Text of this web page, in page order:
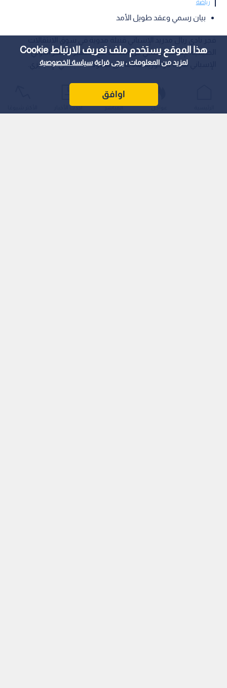
هذا الموقع يستخدم ملف تعريف الارتباط Cookie
لمزيد من المعلومات ، يرجى قراءةسياسة الخصوصية
اوافق
رياضة
بيان رسمي وعقد طويل الأمد
الصيفية، بإعلانه الرسمي عن التعاقد مع الظهير الأيسر الدولي
الإسباني مارك كوكوريلا​ قادما من صفوف تشيلسي الإنجليزي.
عواجل المباشر أحدث الأخبار